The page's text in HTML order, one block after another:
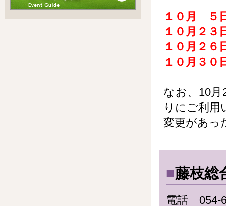
１０月 ５
１０月２３
１０月２
１０月３０
なお、10
りにご利用
変更があっ
■藤枝総
電話 054-